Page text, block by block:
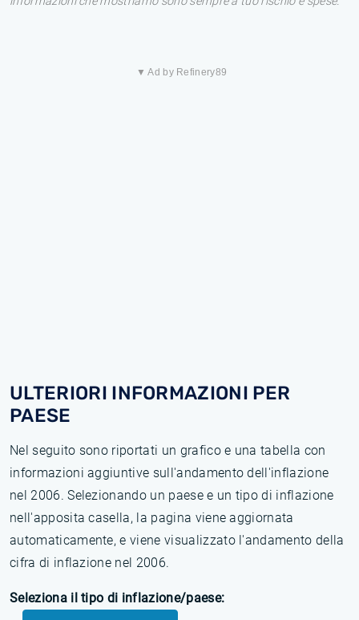
▼ Ad by Refinery89
ULTERIORI INFORMAZIONI PER
PAESE
Nel seguito sono riportati un grafico e una tabella con
informazioni aggiuntive sull'andamento dell'inflazione
nel 2006. Selezionando un paese e un tipo di inflazione
nell'apposita casella, la pagina viene aggiornata
automaticamente, e viene visualizzato l'andamento della
cifra di inflazione nel 2006.
Seleziona il tipo di inflazione/paese: